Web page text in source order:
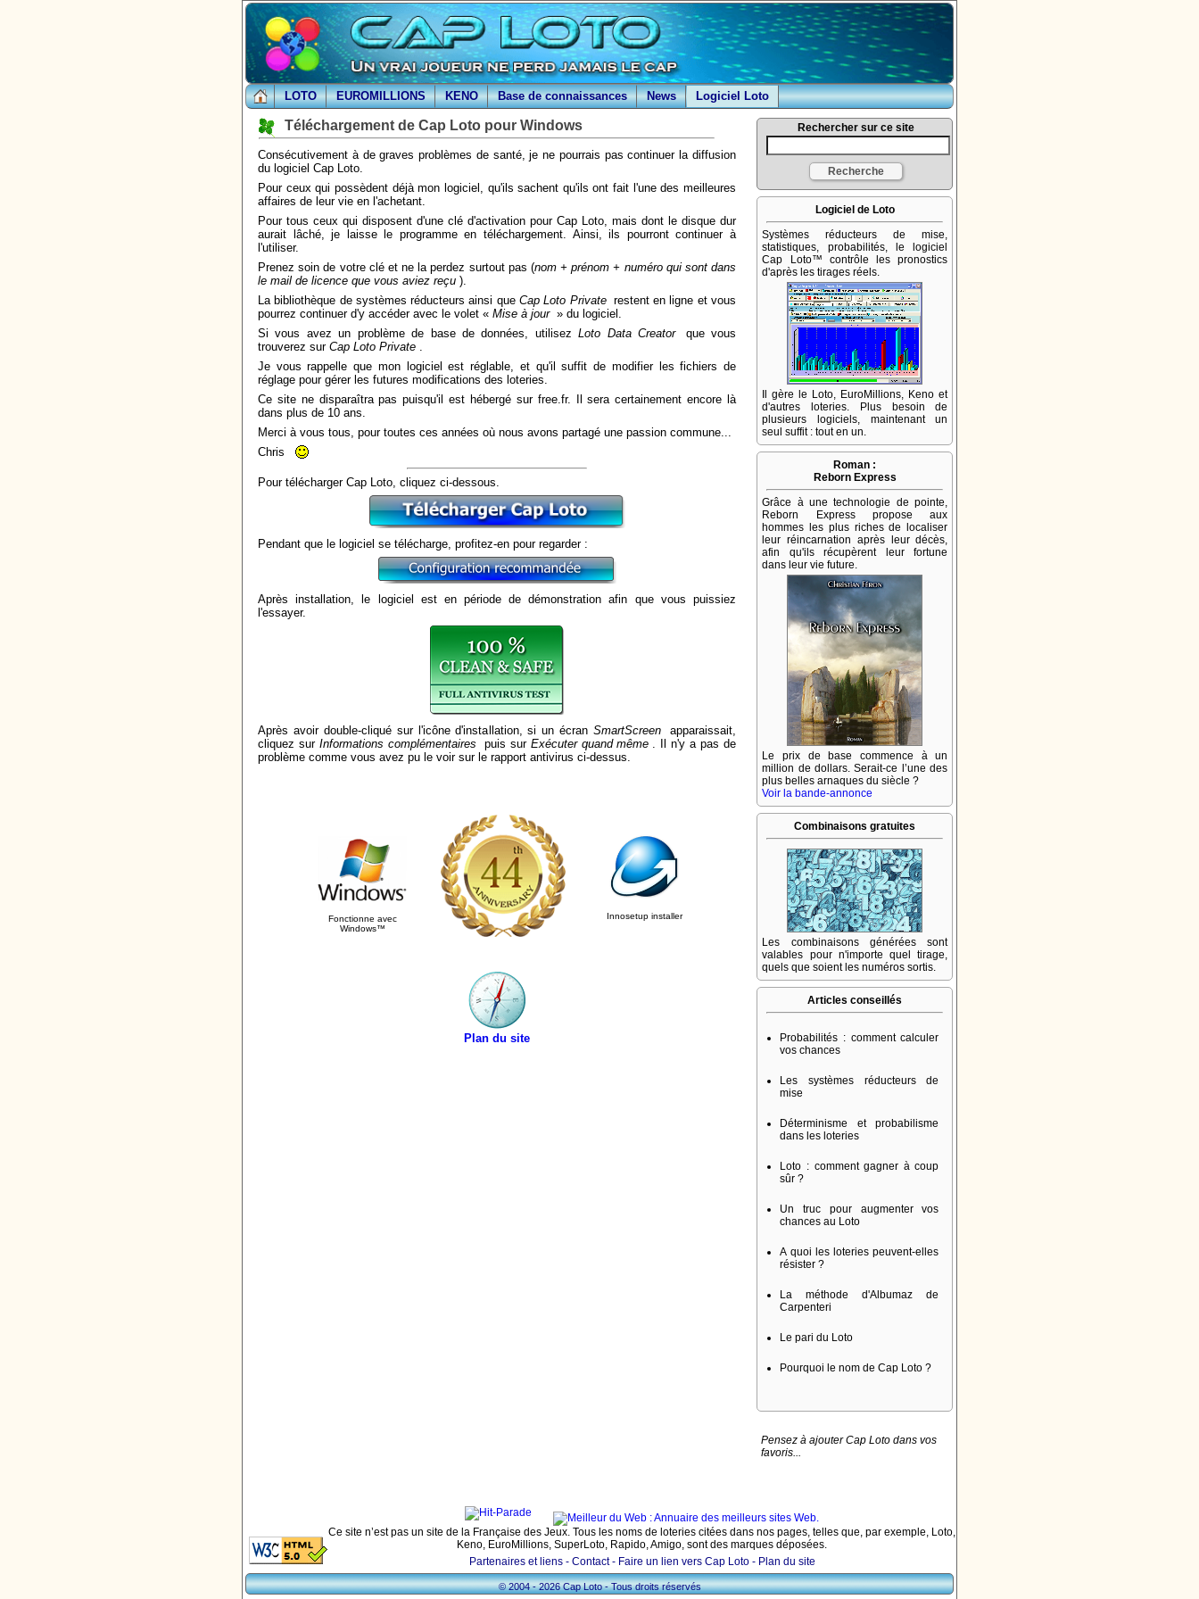
LOTO EUROMILLIONS KENO Base de connaissances News Logiciel Loto
Téléchargement de Cap Loto pour Windows
Consécutivement à de graves problèmes de santé, je ne pourrais pas continuer la diffusion
du logiciel Cap Loto.
Pour ceux qui possèdent déjà mon logiciel, qu'ils sachent qu'ils ont fait l'une des meilleures
affaires de leur vie en l'achetant.
Pour tous ceux qui disposent d'une clé d'activation pour Cap Loto, mais dont le disque dur
aurait lâché, je laisse le programme en téléchargement. Ainsi, ils pourront continuer à
l'utiliser.
Prenez soin de votre clé et ne la perdez surtout pas (nom + prénom + numéro qui sont dans
le mail de licence que vous aviez reçu ).
La bibliothèque de systèmes réducteurs ainsi que Cap Loto Private restent en ligne et vous
pourrez continuer d'y accéder avec le volet « Mise à jour » du logiciel.
Si vous avez un problème de base de données, utilisezLoto Data Creator
que vous
trouverez sur Cap Loto Private
Je vous rappelle que mon logiciel est réglable, et qu'il suffit de modifier les fichiers de
réglage pour gérer les futures modifications des loteries.
Ce site ne disparaîtra pas puisqu'il est hébergé sur free.fr. Il sera certainement encore là
dans plus de 10 ans.
Merci à vous tous, pour toutes ces années où nous avons partagé une passion commune...
Chris
Pour télécharger Cap Loto, cliquez ci-dessous.
Pendant que le logiciel se télécharge, profitez-en pour regarder :
Après installation, le logiciel est en période de démonstration afin que vous puissiez
l'essayer.
Après avoir double-cliqué sur l'icône d'installation, si un écranSmartScreen
apparaissait,
cliquez sur Informations complémentaires puis sur Exécuter quand même
. Il n'y a pas de
problème comme vous avez pu le voir sur le rapport antivirus ci-dessus.
Fonctionne avec
Windows™
Innosetup installer
Plan du site
Rechercher sur ce site
Logiciel de Loto
Systèmes réducteurs de mise,
statistiques, probabilités, le logiciel
Cap Loto™ contrôle les pronostics
d'après les tirages réels.
Il gère le Loto, EuroMillions, Keno et
d'autres loteries. Plus besoin de
plusieurs logiciels, maintenant un
seul suffit : tout en un.
Roman :
Reborn Express
Grâce à une technologie de pointe,
Reborn Express propose aux
hommes les plus riches de localiser
leur réincarnation après leur décès,
afin qu'ils récupèrent leur fortune
dans leur vie future.
Le prix de base commence à un
million de dollars. Serait-ce l’une des
plus belles arnaques du siècle ?
Voir la bande-annonce
Combinaisons gratuites
Les combinaisons générées sont
valables pour n'importe quel tirage,
quels que soient les numéros sortis.
Articles conseillés
Probabilités : comment calculer
vos chances
Les systèmes réducteurs de
mise
Déterminisme et probabilisme
dans les loteries
Loto : comment gagner à coup
sûr ?
Un truc pour augmenter vos
chances au Loto
A quoi les loteries peuvent-elles
résister ?
La méthode d'Albumaz de
Carpenteri
Le pari du Loto
Pourquoi le nom de Cap Loto ?
Pensez à ajouter Cap Loto dans vos
favoris...
Ce site n’est pas un site de la Française des Jeux. Tous les noms de loteries citées dans nos pages, telles que, par exemple, Loto,
Keno, EuroMillions, SuperLoto, Rapido, Amigo, sont des marques déposées.
Partenaires et liens - Contact - Faire un lien vers Cap Loto - Plan du site
© 2004 - 2026 Cap Loto - Tous droits réservés